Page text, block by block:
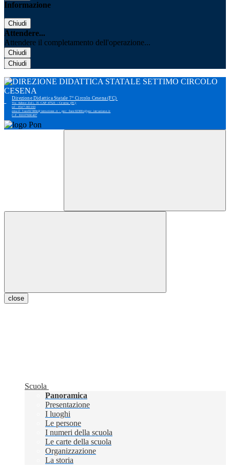
Informazione
Chiudi
Attendere...
Attendere il completamento dell'operazione...
Chiudi
Chiudi
Direzione Didattica Statale 7° Circolo Cesena (FC)
Via Adone Zoli, 35 CAP 47521 - Cesena (FC)
tel: 0547-383193
email: foee02300r@istruzione.it - pec: foee02300r@pec.istruzione.it
C.F. 81007690407
close
Scuola
Panoramica
Presentazione
I luoghi
Le persone
I numeri della scuola
Le carte della scuola
Organizzazione
La storia